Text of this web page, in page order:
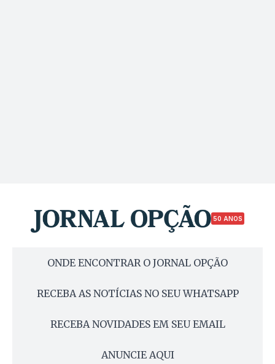
50 ANOS
ONDE ENCONTRAR O JORNAL OPÇÃO
RECEBA AS NOTÍCIAS NO SEU WHATSAPP
RECEBA NOVIDADES EM SEU EMAIL
ANUNCIE AQUI